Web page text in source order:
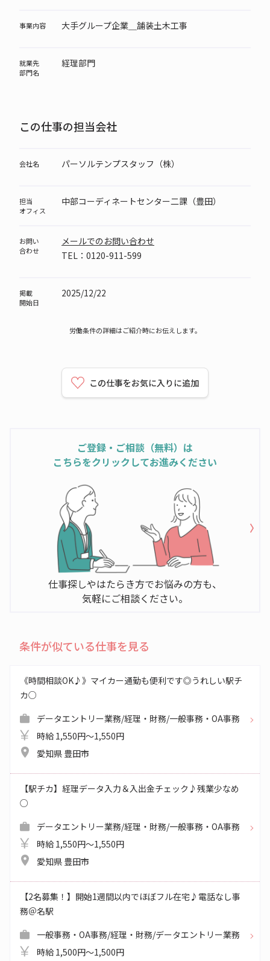
事業内容 大手グループ企業＿舗装土木工事
就業先
部門名
経理部門
この仕事の担当会社
会社名 パーソルテンプスタッフ（株）
担当
オフィス
中部コーディネートセンター二課（豊田）
お問い
合わせ
メールでのお問い合わせ
TEL：0120-911-599
掲載
開始日
2025/12/22
労働条件の詳細はご紹介時にお伝えします。
この仕事をお気に入りに追加
ご登録・ご相談（無料）は
こちらをクリックしてお進みください
仕事探しやはたらき方でお悩みの方も、
気軽にご相談ください。
条件が似ている仕事を見る
《時間相談OK♪》マイカー通勤も便利です◎うれしい駅チ
カ○
データエントリー業務/経理・財務/一般事務・OA事務
時給 1,550円～1,550円
愛知県 豊田市
【駅チカ】経理データ入力＆入出金チェック♪残業少なめ
○
データエントリー業務/経理・財務/一般事務・OA事務
時給 1,550円～1,550円
愛知県 豊田市
【2名募集！】開始1週間以内でほぼフル在宅♪電話なし事
務＠名駅
一般事務・OA事務/経理・財務/データエントリー業務
時給 1,500円～1,500円